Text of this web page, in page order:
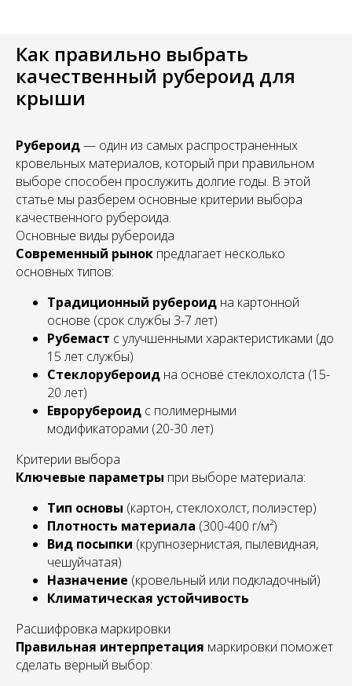
Как правильно выбрать
качественный рубероид для
крыши
Рубероид— один из самых распространенных
кровельных материалов, который при правильном
выборе способен прослужить долгие годы. В этой
статье мы разберем основные критерии выбора
качественного рубероида.
Основные виды рубероида
Современный рынок предлагает несколько
основных типов:
Традиционный рубероид на картонной
основе (срок службы 3-7 лет)
Рубемаст с улучшенными характеристиками (до
15 лет службы)
Стеклорубероид на основе стеклохолста (15-
20 лет)
Еврорубероид с полимерными
модификаторами (20-30 лет)
Критерии выбора
Ключевые параметры при выборе материала:
Тип основы (картон, стеклохолст, полиэстер)
Плотность материала (300-400 г/м²)
Вид посыпки (крупнозернистая, пылевидная,
чешуйчатая)
Назначение (кровельный или подкладочный)
Климатическая устойчивость
Расшифровка маркировки
Правильная интерпретация маркировки поможет
сделать верный выбор: